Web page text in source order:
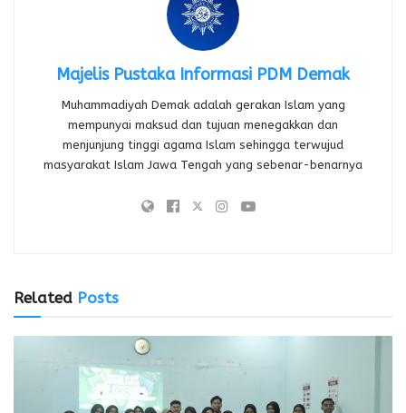
Majelis Pustaka Informasi PDM Demak
Muhammadiyah Demak adalah gerakan Islam yang
mempunyai maksud dan tujuan menegakkan dan
menjunjung tinggi agama Islam sehingga terwujud
masyarakat Islam Jawa Tengah yang sebenar-benarnya
Related Posts